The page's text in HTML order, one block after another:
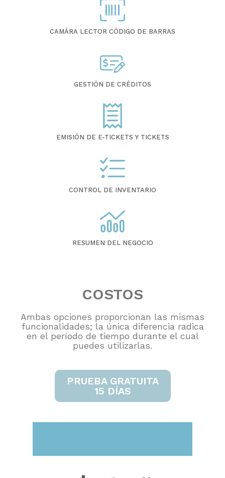
CAMÁRA LECTOR CÓDIGO DE BARRAS
GESTIÓN DE CRÉDITOS
EMISIÓN DE E-TICKETS Y TICKETS
CONTROL DE INVENTARIO
RESUMEN DEL NEGOCIO
COSTOS
Ambas opciones proporcionan las mismas
funcionalidades; la única diferencia radica
en el período de tiempo durante el cual
puedes utilizarlas.
PRUEBA GRATUITA
15 DÍAS